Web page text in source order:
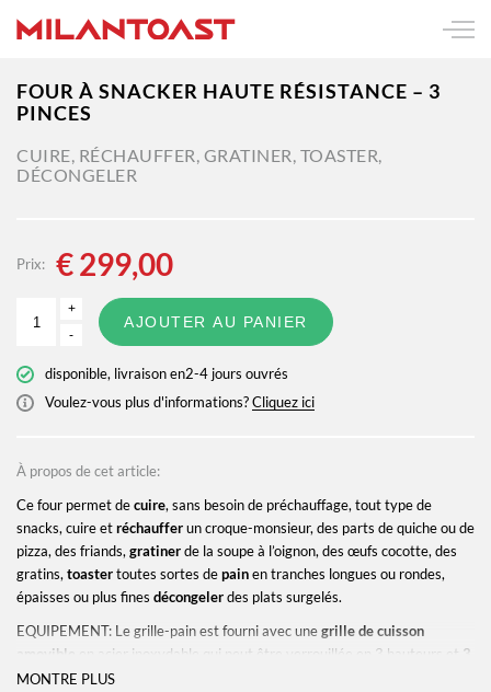
FOUR À SNACKER HAUTE RÉSISTANCE – 3
PINCES
CUIRE, RÉCHAUFFER, GRATINER, TOASTER,
DÉCONGELER
Prix: €299,00
+
-
AJOUTER AU PANIER
disponible, livraison en2-4 jours ouvrés
Voulez-vous plus d'informations?Cliquez ici
À propos de cet article:
Ce four permet decuire, sans besoin de préchauffage, tout type de
snacks, cuire etréchaufferun croque-monsieur, des parts de quiche ou de
pizza, des friands, gratinerde la soupe à l’oignon, des œufs cocotte, des
gratins, toastertoutes sortes depainen tranches longues ou rondes,
épaisses ou plus fines décongelerdes plats surgelés.
EQUIPEMENT: Le grille-pain est fourni avec unegrille de cuisson
amovible
en acier inoxydable qui peut être verrouillée en 3 hauteurs et 3
pinces à sandwich en acier inoxydable
MONTRE PLUS